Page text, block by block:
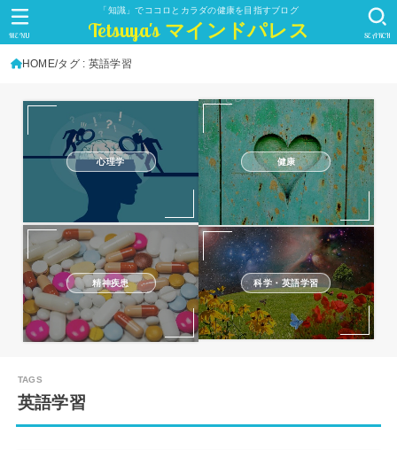
「知識」でココロとカラダの健康を目指すブログ
Tetsuya's マインドパレス SEARCH
MENU
HOME タグ : 英語学習
心理学 健康
精神疾患 科学・英語学習
英語学習